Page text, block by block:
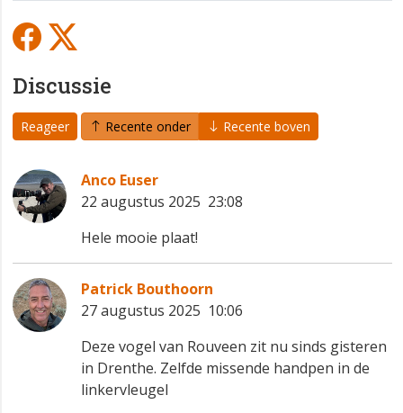
Discussie
Reageer Recente onder Recente boven
Anco Euser
22 augustus 2025 23:08
Hele mooie plaat!
Patrick Bouthoorn
27 augustus 2025 10:06
Deze vogel van Rouveen zit nu sinds gisteren
in Drenthe. Zelfde missende handpen in de
linkervleugel